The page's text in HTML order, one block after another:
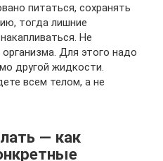
питаться, сохранять
тогда лишние
Не
Для этого надо
другой жидкости.
всем телом, а не
— как